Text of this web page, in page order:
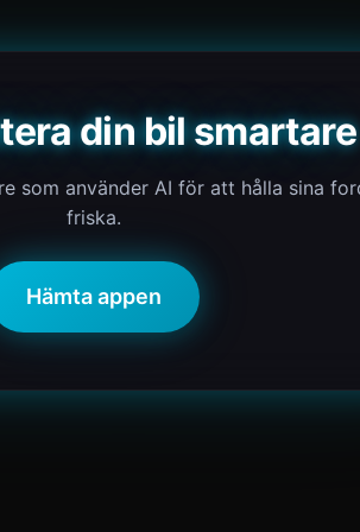
din bil smartare
som använder AI för att hålla sina
friska.
Hämta appen